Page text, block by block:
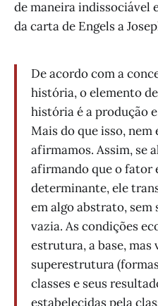
de maneira indissociável
da carta de Engels a
De acordo com a
história, o elemento
história é a produção
Mais do que isso, nem
afirmamos. Assim, se
afirmando que o fator
determinante, ele
em algo abstrato, sem
vazia. As condições
estrutura, a base,
superestrutura
classes e seus
estabelecidas pela